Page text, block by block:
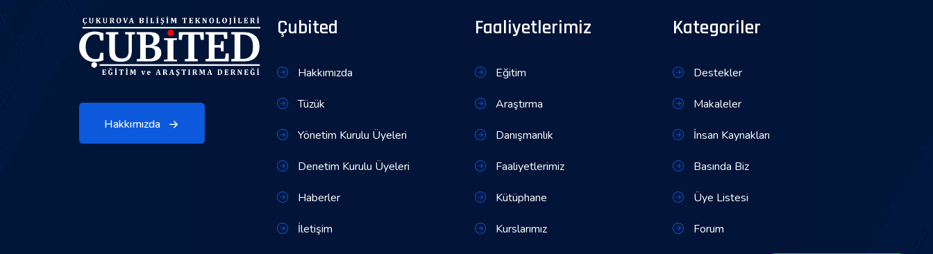
Hakkımızda
Çubited
Hakkımızda
Tüzük
Yönetim Kurulu Üyeleri
Denetim Kurulu Üyeleri
Haberler
İletişim
Faaliyetlerimiz
Eğitim
Araştırma
Danışmanlık
Faaliyetlerimiz
Kütüphane
Kurslarımız
Kategoriler
Destekler
Makaleler
İnsan Kaynakları
Basında Biz
Üye Listesi
Forum